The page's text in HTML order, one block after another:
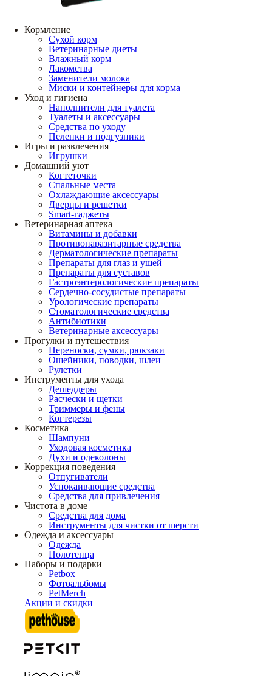
Кормление
Сухой корм
Ветеринарные диеты
Влажный корм
Лакомства
Заменители молока
Миски и контейнеры для корма
Уход и гигиена
Наполнители для туалета
Туалеты и аксессуары
Средства по уходу
Пеленки и подгузники
Игры и развлечения
Игрушки
Домашний уют
Когтеточки
Спальные места
Охлаждающие аксессуары
Дверцы и решетки
Smart-гаджеты
Ветеринарная аптека
Витамины и добавки
Противопаразитарные средства
Дерматологические препараты
Препараты для глаз и ушей
Препараты для суставов
Гастроэнтерологические препараты
Сердечно-сосудистые препараты
Урологические препараты
Стоматологические средства
Антибиотики
Ветеринарные аксессуары
Прогулки и путешествия
Переноски, сумки, рюкзаки
Ошейники, поводки, шлеи
Рулетки
Инструменты для ухода
Дешеддеры
Расчески и щетки
Триммеры и фены
Когтерезы
Косметика
Шампуни
Уходовая косметика
Духи и одеколоны
Коррекция поведения
Отпугиватели
Успокаивающие средства
Средства для привлечения
Чистота в доме
Средства для дома
Инструменты для чистки от шерсти
Одежда и аксессуары
Одежда
Полотенца
Наборы и подарки
Petbox
Фотоальбомы
PetMerch
Акции и скидки